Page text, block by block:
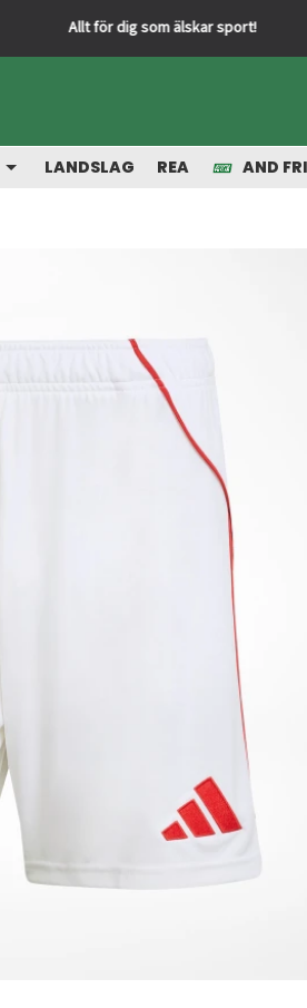
Snabba
LANDSLAG REA AND